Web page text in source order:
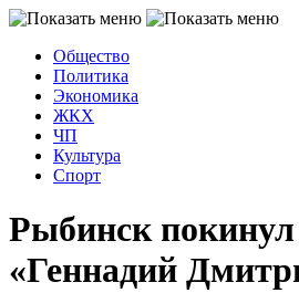
Общество
Политика
Экономика
ЖКХ
ЧП
Культура
Спорт
Рыбинск
«Геннадий